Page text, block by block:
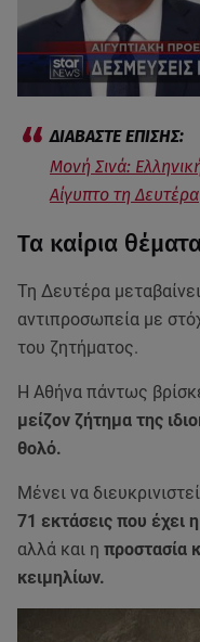
Μονή Σινά:
Αίγυπτο τη Δευτέρα
Τα καίρια
Τη Δευτέρα
αντιπροσωπεία με
του ζητήματος.
Η Αθήνα πάντως
μείζον ζήτημα της
θολό.
Μένει να
71 εκτάσεις που έχει
αλλά και η προστασία
κειμηλίων.